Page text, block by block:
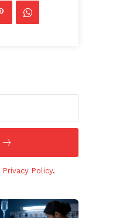
Privacy Policy.